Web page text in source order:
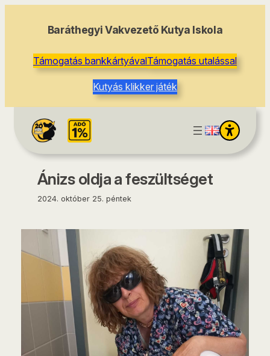
Baráthegyi Vakvezető Kutya Iskola
Támogatás bankkártyávalTámogatás utalással
Kutyás klikker játék
Ánizs oldja a feszültséget
2024. október 25. péntek